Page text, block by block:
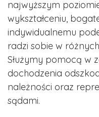
najwyższym
wykształceniu,
indywidualnemu
radzi sobie w
Służymy pomocą w
dochodzenia
należności oraz
sądami.